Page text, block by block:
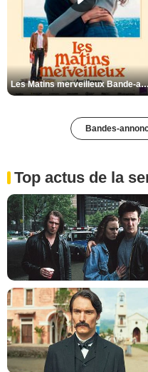
Les Matins merveilleux
Bandes-
Top actus de la